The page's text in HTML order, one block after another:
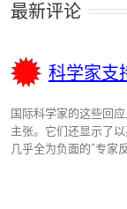
最新评论
科学家支
国际科学家的这些回
主张。它们还显示了
几乎全为负面的“专家